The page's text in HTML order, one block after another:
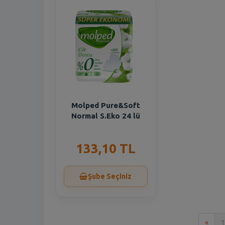
Molped Pure&Soft
Normal S.Eko 24 lü
133,10 TL
Şube Seçiniz
« 1